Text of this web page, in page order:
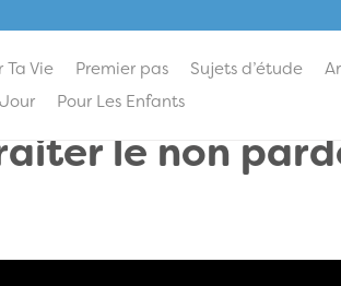
Ta Vie Premier pas Sujets d’étude
Pour Les Enfants
le non